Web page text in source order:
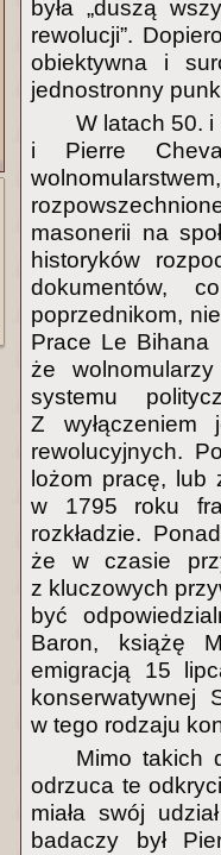
była „duszą
rewolucji”.
obiektywna i
jednostronny
W latach 50.
i Pierre
masonerii na
historyków
dokumentów,
poprzednikom,
Prace Le Bihana
że
systemu
Z wyłączeniem
rewolucyjnych.
lożom pracę, lub
w 1795 roku
rozkładzie.
że w czasie
z kluczowych
być
Baron, książę
emigracją 15
konserwatywnej
w tego rodzaju
Mimo takich
odrzuca te
miała swój
badaczy był